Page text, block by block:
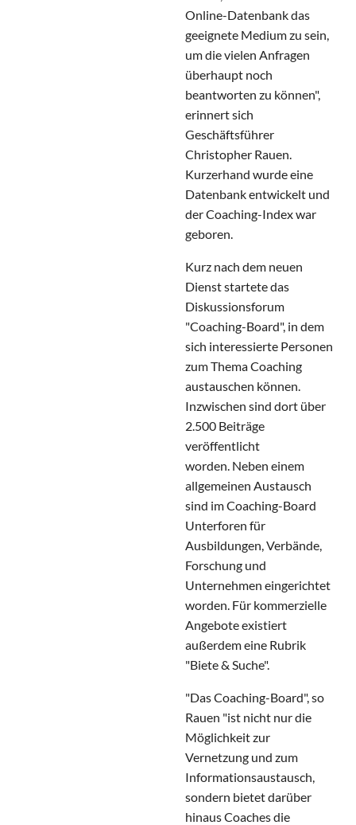
Online-Datenbank das
geeignete Medium zu sein,
um die vielen Anfragen
überhaupt noch
beantworten zu können",
erinnert sich
Geschäftsführer
Christopher Rauen.
Kurzerhand wurde eine
Datenbank entwickelt und
der Coaching-Index war
geboren.
Kurz nach dem neuen
Dienst startete das
Diskussionsforum
"Coaching-Board", in dem
sich interessierte Personen
zum Thema Coaching
austauschen können.
Inzwischen sind dort über
2.500 Beiträge
veröffentlicht
worden. Neben einem
allgemeinen Austausch
sind im Coaching-Board
Unterforen für
Ausbildungen, Verbände,
Forschung und
Unternehmen eingerichtet
worden. Für kommerzielle
Angebote existiert
außerdem eine Rubrik
"Biete & Suche".
"Das Coaching-Board", so
Rauen "ist nicht nur die
Möglichkeit zur
Vernetzung und zum
Informationsaustausch,
sondern bietet darüber
hinaus Coaches die